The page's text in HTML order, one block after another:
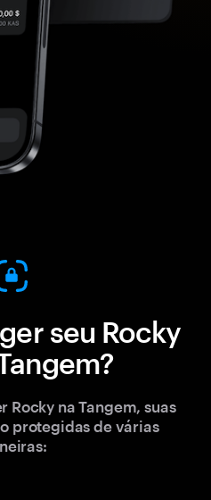
seu Rocky
Rocky na Tangem, suas
protegidas de várias